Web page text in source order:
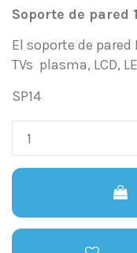
Soporte de pared
El soporte de
TVs plasma, LCD,
SP14